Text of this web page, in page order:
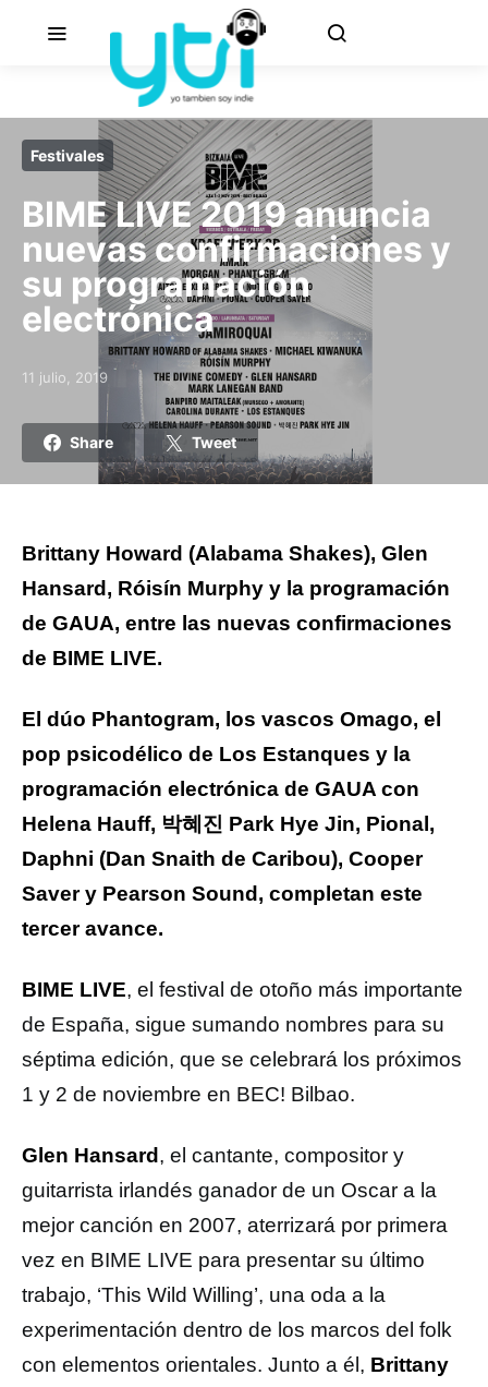
Festivales
BIME LIVE 2019 anuncia
nuevas confirmaciones y
su programación
electrónica
Posted on
11 julio, 2019
Share Tweet
Brittany Howard (Alabama Shakes), Glen
Hansard, Róisín Murphy y la programación
de GAUA, entre las nuevas confirmaciones
de BIME LIVE.
El dúo Phantogram, los vascos Omago, el
pop psicodélico de Los Estanques y la
programación electrónica de GAUA con
Helena Hauff, 박혜진 Park Hye Jin, Pional,
Daphni (Dan Snaith de Caribou), Cooper
Saver y Pearson Sound, completan este
tercer avance.
BIME LIVE, el festival de otoño más importante
de España, sigue sumando nombres para su
séptima edición, que se celebrará los próximos
1 y 2 de noviembre en BEC! Bilbao.
Glen Hansard , el cantante, compositor y
guitarrista irlandés ganador de un Oscar a la
mejor canción en 2007, aterrizará por primera
vez en BIME LIVE para presentar su último
trabajo, ‘This Wild Willing’, una oda a la
experimentación dentro de los marcos del folk
con elementos orientales. Junto a él, Brittany